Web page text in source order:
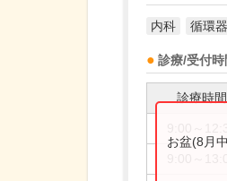
内科 循環
診療/受付時
診療時間
お盆(8月